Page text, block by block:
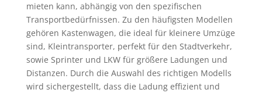
mieten kann, abhängig von den spezifischen
Transportbedürfnissen. Zu den häufigsten Modellen
gehören Kastenwagen, die ideal für kleinere Umzüge
sind, Kleintransporter, perfekt für den Stadtverkehr,
sowie Sprinter und LKW für größere Ladungen und
Distanzen. Durch die Auswahl des richtigen Modells
wird sichergestellt, dass die Ladung effizient und